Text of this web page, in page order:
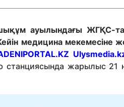
ауылындағы ЖГҚС-
медицина мекемесіне
жарылыс 21